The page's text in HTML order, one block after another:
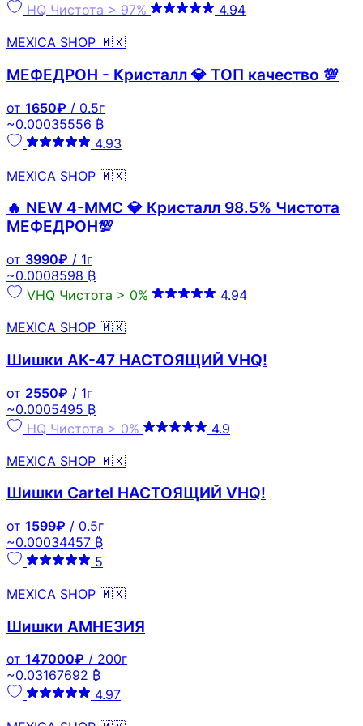
HQ Чистота > 97%
4.94
MEXICA SHOP 🇲🇽
МЕФЕДРОН - Кристалл 💎 ТОП качество 💯
от 1650₽ / 0.5г
~0.00035556 ₿
4.93
MEXICA SHOP 🇲🇽
🔥 NEW 4-MMC 💎 Кристалл 98.5% Чистота
МЕФЕДРОН💯
от 3990₽ / 1г
~0.0008598 ₿
VHQ Чистота > 0%
4.94
MEXICA SHOP 🇲🇽
Шишки АК-47 НАСТОЯЩИЙ VHQ!
от 2550₽ / 1г
~0.0005495 ₿
HQ Чистота > 0%
4.9
MEXICA SHOP 🇲🇽
Шишки Cartel НАСТОЯЩИЙ VHQ!
от 1599₽ / 0.5г
~0.00034457 ₿
5
MEXICA SHOP 🇲🇽
Шишки АМНЕЗИЯ
от 147000₽ / 200г
~0.03167692 ₿
4.97